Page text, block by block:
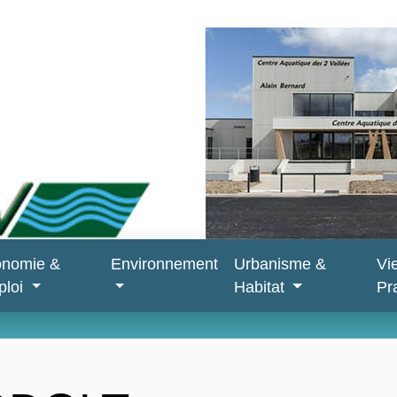
&
Environnement
Urbanisme &
Habitat